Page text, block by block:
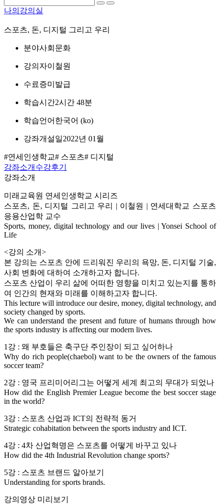
나의강의실
스포츠, 돈, 디지털 그리고 우리
분야사회문화
강의자이철원
수료증미발급
학습시간2시간 48분
학습언어 한국어 ‎(ko)‎
강좌개설일2022년 01월
#연세인생학교# 스포츠# 디지털
강좌소개 수강후기
강좌소개
미래교육원 연세인생학교 시리즈
스포츠, 돈, 디지털 그리고 우리 | 이철원 | 연세대학교 스포츠
응용산업학 교수
Sports, money, digital technology and our lives | Yonsei School of
Life
<강의 소개>
본 강의는 스포츠 안에 드리워진 우리의 욕망, 돈, 디지털 기술,
사회 변화에 대하여 소개하고자 합니다.
스포츠 산업이 우리 삶에 어떠한 영향을 미치고 있는지를 통하
여 인간의 현재와 미래를 이해하고자 합니다.
This lecture will introduce our desire, money, digital technology, and
society changed by sports.
We can understand the present and future of humans through how
the sports industry is affecting our modern lives.
1강 : 왜 부호들은 축구단 주인장이 되고 싶어하나
Why do rich people(chaebol) want to be the owners of the famous
soccer team?
2강 : 영국 프리미어리그는 어떻게 세계 최고의 무대가 되었나
How did the English Premier League become the best soccer stage
in the world?
3강 : 스포츠 산업과 ICT의 전략적 동거
Strategic cohabitation between the sports industry and ICT.
4강 : 4차 산업혁명은 스포츠를 어떻게 바꾸고 있나
How did the 4th Industrial Revolution change sports?
5강 : 스포츠 브랜드 알아보기
Understanding for sports brands.
강의영상 미리보기